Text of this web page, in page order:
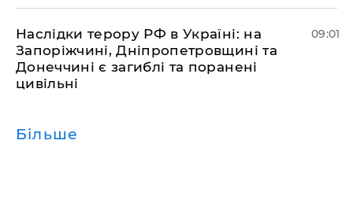
Наслідки терору РФ в Україні: на
Запоріжчині, Дніпропетровщині та
Донеччині є загиблі та поранені
цивільні
09:01
Більше